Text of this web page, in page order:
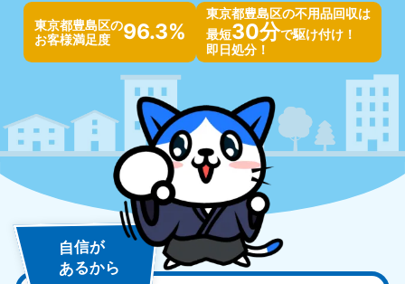
東京都豊島区の
お客様満足度
96.3%
東京都豊島区の不用品回収は
最短30分で駆け付け！
即日処分！
自信が
あるから